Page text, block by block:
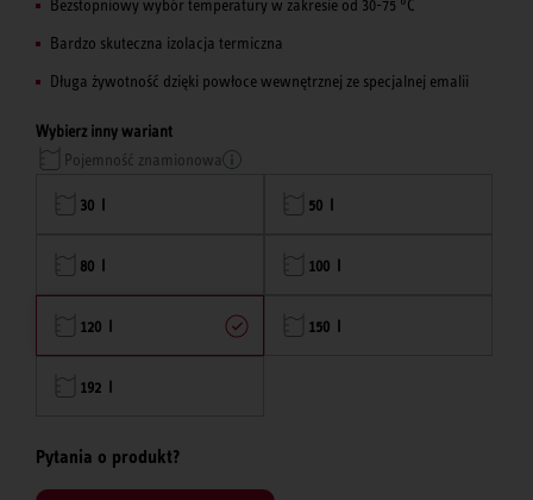
Bezstopniowy wybór temperatury w zakresie od 30-75 °C
Bardzo skuteczna izolacja termiczna
Długa żywotność dzięki powłoce wewnętrznej ze specjalnej emalii
Wybierz inny wariant
Pojemność znamionowa
30 l 50 l
80 l 100 l
120 l 150 l
192 l
Pytania o produkt?